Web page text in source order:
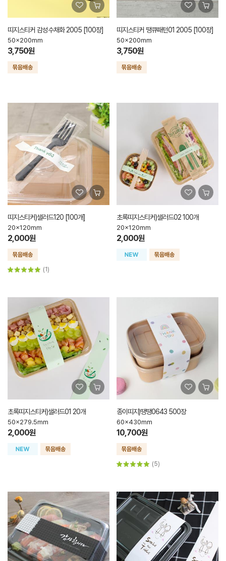
띠지스티커 감성수채화 2005 [100장]
50x200mm
3,750원
띠지스티커 땡큐패턴01 2005 [100장]
50x200mm
3,750원
띠지스티커)샐러드120 [100개]
20x120mm
2,000원
(1)
초록띠지스티커)샐러드02 100개
20x120mm
2,000원
초록띠지스티커)샐러드01 20개
50x279.5mm
2,000원
종이띠지)땡땡0643 500장
60x430mm
10,700원
(5)